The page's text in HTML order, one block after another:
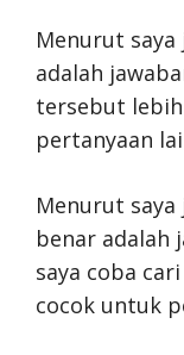
Menurut saya
adalah
tersebut
pertanyaan
Menurut saya
benar adalah
saya coba
cocok untuk